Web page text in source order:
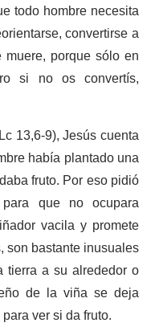
todo hombre necesita
convertirse a
porque sólo en
si no os convertís,
13,6-9), Jesús cuenta
había plantado una
fruto. Por eso pidió
que no ocupara
vacila y promete
son bastante inusuales
a su alrededor o
de la viña se deja
ver si da fruto.